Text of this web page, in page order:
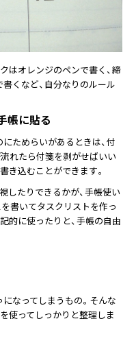
はオレンジのペンで書く、締
くなど、自分なりのルール
帳に貼る
ためらいがあるときは、付
れたら付箋を剥がせばいい
き込むことができます。
したりできるかが、手帳使い
書いてタスクリストを作っ
的に使ったりと、手帳の自由
なってしまうもの。そんな
使ってしっかりと整理しま